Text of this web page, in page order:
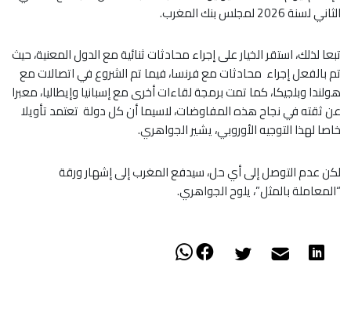
الثاني لسنة 2026 لمجلس بنك المغرب.
تبعا لذلك، استقر الخيار على إجراء محادثات ثنائية مع الدول المعنية، حيث
تم بالفعل إجراء محادثات مع فرنسا، فيما تم الشروع في اتصالات مع
هولندا وبلجيكا، كما تمت برمجة لقاءات أخرى مع إسبانيا وإيطاليا، معبرا
عن ثقته في نجاح هذه المفاوضات، لاسيما أن كل دولة تعتمد تأويلا
خاصا لهذا التوجيه الأوروبي، يشير الجواهري.
لكن عدم التوصل إلى أي حل، سيدفع المغرب إلى إشهار ورقة
“المعاملة بالمثل”، يلوح الجواهري.